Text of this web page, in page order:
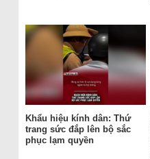
Khẩu hiệu kính dân: Thứ
trang sức đắp lên bộ sắc
phục lạm quyền